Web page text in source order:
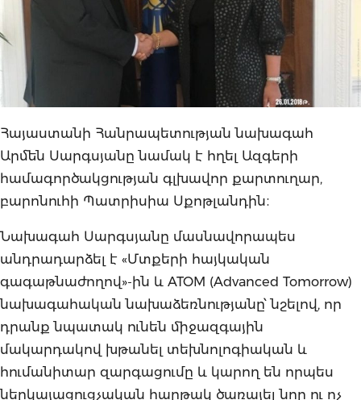
Հայաստանի Հանրապետության նախագահ
Արմեն Սարգսյանը նամակ է հղել Ազգերի
համագործակցության գլխավոր քարտուղար,
բարոնուհի Պատրիսիա Սքոթլանդին։
Նախագահ Սարգսյանը մասնավորապես
անդրադարձել է «Մտքերի հայկական
գագաթնաժողով»-ին և ATOM (Advanced Tomorrow)
նախագահական նախաձեռնությանը՝ նշելով, որ
դրանք նպատակ ունեն միջազգային
մակարդակով խթանել տեխնոլոգիական և
հումանիտար զարգացումը և կարող են որպես
ներկայացուցչական հարթակ ծառայել նոր ու ոչ